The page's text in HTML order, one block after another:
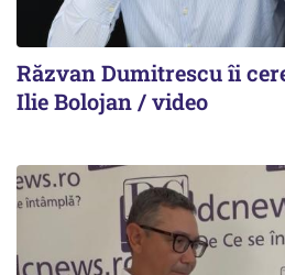
Răzvan Dumitrescu îi
Ilie Bolojan / video